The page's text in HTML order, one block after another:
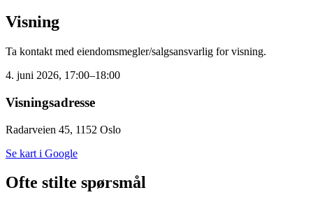
Visning
Ta kontakt med eiendomsmegler/salgsansvarlig for visning.
4. juni 2026, 17:00–18:00
Visningsadresse
Radarveien 45, 1152 Oslo
Se kart i Google
Ofte stilte spørsmål